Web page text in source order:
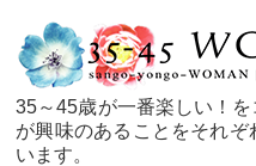
35～45歳が一番楽しい！
が興味のあることをそれ
います。